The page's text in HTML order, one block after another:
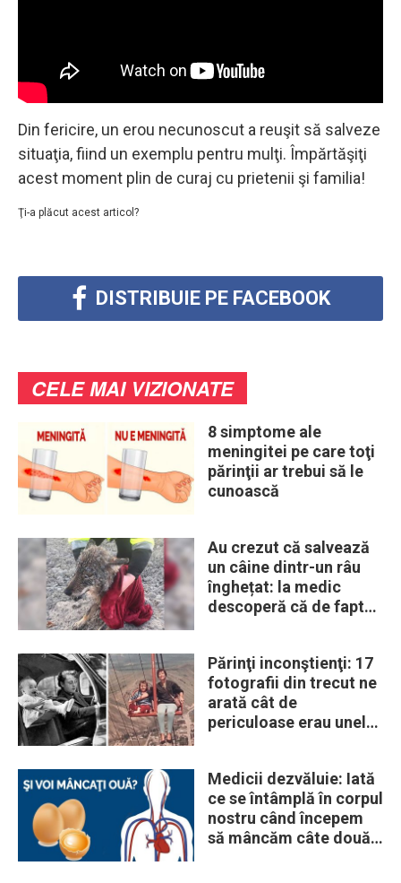
Din fericire, un erou necunoscut a reuşit să salveze
situaţia, fiind un exemplu pentru mulţi. Împărtăşiţi
acest moment plin de curaj cu prietenii şi familia!
Ţi-a plăcut acest articol?
DISTRIBUIE PE FACEBOOK
CELE MAI VIZIONATE
8 simptome ale
meningitei pe care toţi
părinţii ar trebui să le
cunoască
Au crezut că salvează
un câine dintr-un râu
înghețat: la medic
descoperă că de fapt
Părinţi inconştienţi: 17
fotografii din trecut ne
arată cât de
periculoase erau unele
Medicii dezvăluie: Iată
ce se întâmplă în corpul
nostru când începem
să mâncăm câte două